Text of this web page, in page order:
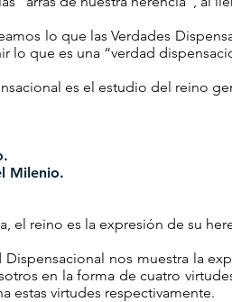
lo que las Verdades
que es una “verdad
es el estudio del reino
Milenio.
reino es la expresión de su
nos muestra la
en la forma de cuatro
estas virtudes respectivamente.